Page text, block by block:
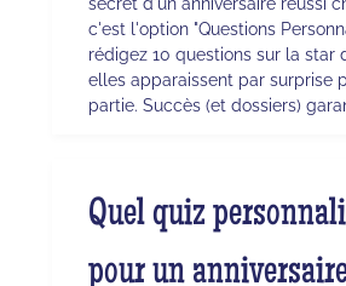
c'est l'option "Questions
rédigez 10 questions sur la star
elles apparaissent par surprise
partie. Succès (et dossiers)
Quel quiz
pour un